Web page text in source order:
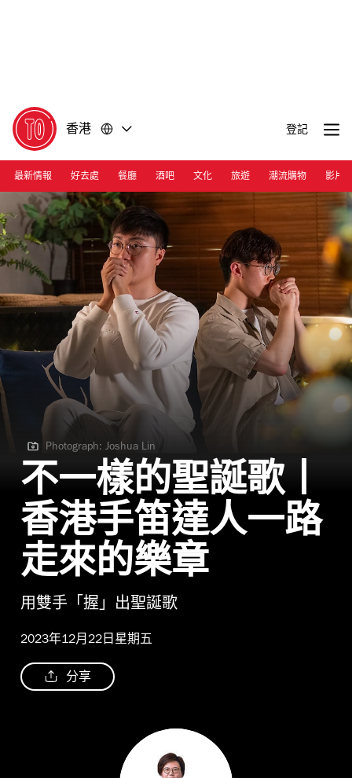
香港 登記
最新情報 好去處 餐廳 酒吧 文化 旅遊 潮流購物 影片
Photograph: Joshua Lin
Photograph: Joshua Lin
不一樣的聖誕歌丨
香港手笛達人一路
走來的樂章
用雙手「握」出聖誕歌
2023年12月22日星期五
分享